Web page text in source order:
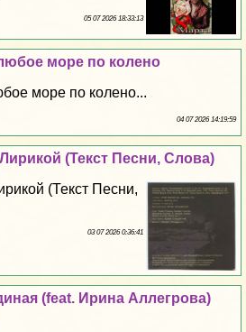
05 07 2026 18:33:13
море по колено
море по колено...
04 07 2026 14:19:59
(Текст Песни, Слова)
(Текст Песни,
03 07 2026 0:36:41
(feat. Ирина Аллегрова)